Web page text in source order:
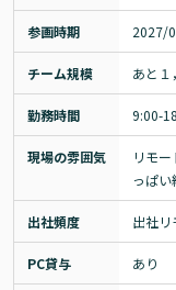
参画時期 2027/
チーム規模 あと１
勤務時間 9:00-
現場の雰囲気
リモ
っぱい
出社頻度 出社リ
PC貸与 あり